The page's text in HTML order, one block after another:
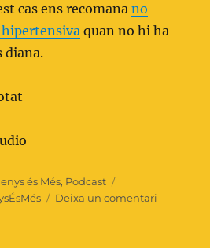
cas ens recomanano
quan no hi ha
diana.
és Més, Podcast
Deixa un comentari